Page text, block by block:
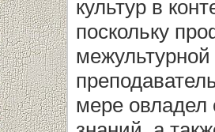
культур в
поскольку
мере овладел